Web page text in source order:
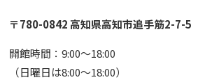
〒780-0842 高知県高知市追手筋2-7-5
開館時間：9:00〜18:00
（日曜日は8:00〜18:00）